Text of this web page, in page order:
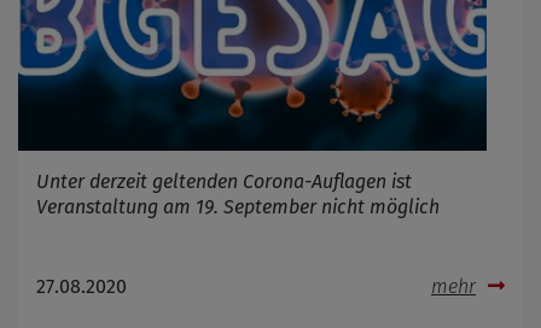
Unter derzeit geltenden Corona-Auflagen ist
Veranstaltung am 19. September nicht möglich
27.08.2020 mehr